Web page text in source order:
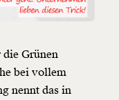
die Grünen
bei vollem
nennt das in